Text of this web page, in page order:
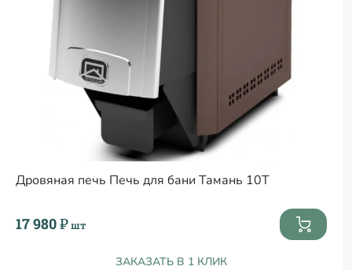
Дровяная печь Печь для бани Тамань 10Т
17 980 ₽шт
ЗАКАЗАТЬ В 1 КЛИК